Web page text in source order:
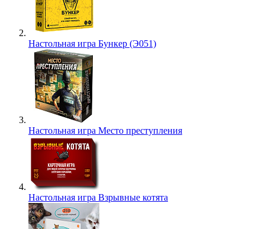
Настольная игра Бункер (Э051)
Настольная игра Место преступления
Настольная игра Взрывные котята